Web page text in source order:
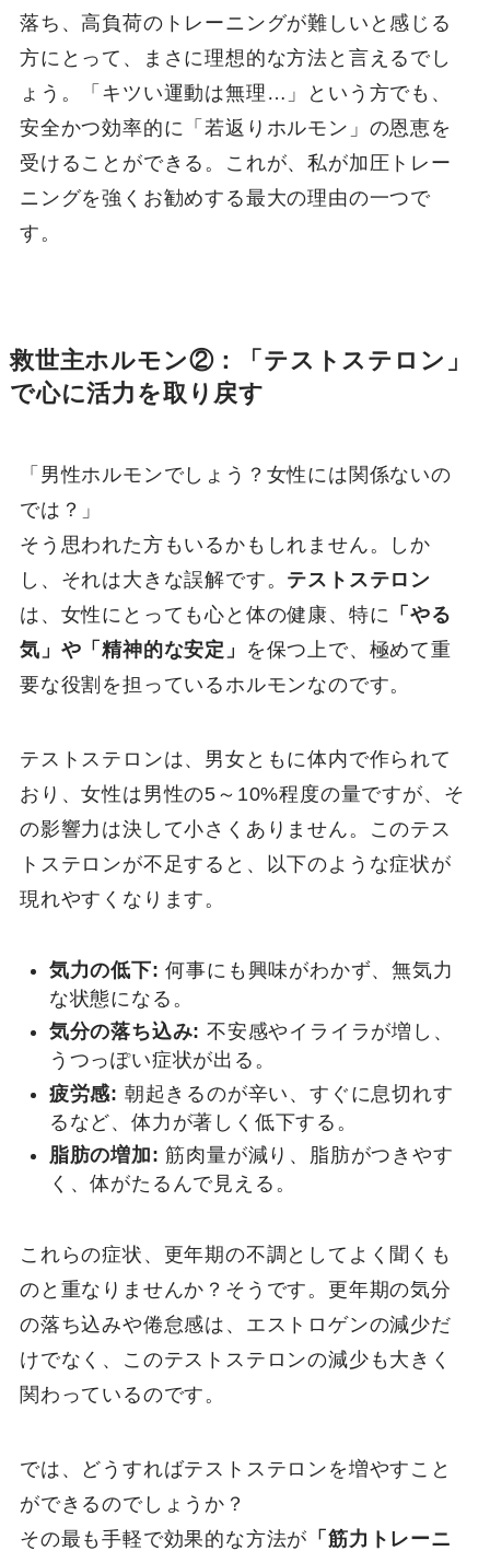
落ち、高負荷のトレーニングが難しいと感じる
方にとって、まさに理想的な方法と言えるでし
ょう。「キツい運動は無理…」という方でも、
安全かつ効率的に「若返りホルモン」の恩恵を
受けることができる。これが、私が加圧トレー
ニングを強くお勧めする最大の理由の一つで
す。
救世主ホルモン②：「テストステロン」
で心に活力を取り戻す
「男性ホルモンでしょう？女性には関係ないの
では？」
そう思われた方もいるかもしれません。しか
し、それは大きな誤解です。 テストステロン
は、女性にとっても心と体の健康、特に 「やる
気」や「精神的な安定」
を保つ上で、極めて重
要な役割を担っているホルモンなのです。
テストステロンは、男女ともに体内で作られて
おり、女性は男性の5～10%程度の量ですが、そ
の影響力は決して小さくありません。このテス
トステロンが不足すると、以下のような症状が
現れやすくなります。
気力の低下: 何事にも興味がわかず、無気力
な状態になる。
気分の落ち込み: 不安感やイライラが増し、
うつっぽい症状が出る。
疲労感: 朝起きるのが辛い、すぐに息切れす
るなど、体力が著しく低下する。
脂肪の増加: 筋肉量が減り、脂肪がつきやす
く、体がたるんで見える。
これらの症状、更年期の不調としてよく聞くも
のと重なりませんか？そうです。更年期の気分
の落ち込みや倦怠感は、エストロゲンの減少だ
けでなく、このテストステロンの減少も大きく
関わっているのです。
では、どうすればテストステロンを増やすこと
ができるのでしょうか？
その最も手軽で効果的な方法が 「筋力トレーニ